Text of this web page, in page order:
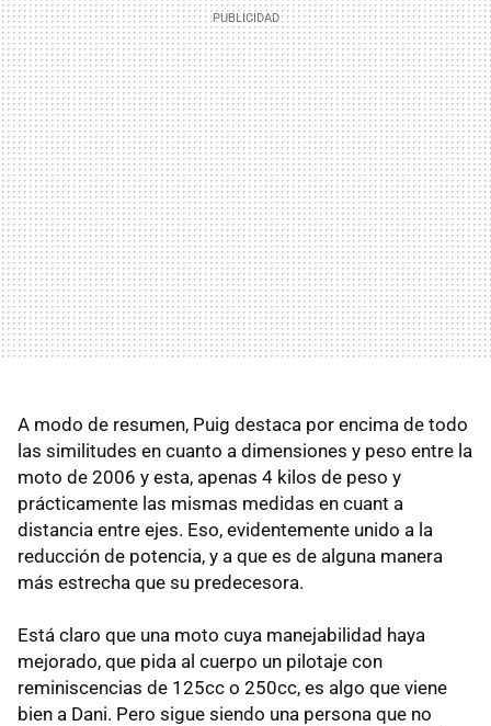
A modo de resumen, Puig destaca por encima de todo
las similitudes en cuanto a dimensiones y peso entre la
moto de 2006 y esta, apenas 4 kilos de peso y
prácticamente las mismas medidas en cuant a
distancia entre ejes. Eso, evidentemente unido a la
reducción de potencia, y a que es de alguna manera
más estrecha que su predecesora.
Está claro que una moto cuya manejabilidad haya
mejorado, que pida al cuerpo un pilotaje con
reminiscencias de 125cc o 250cc, es algo que viene
bien a Dani. Pero sigue siendo una persona que no